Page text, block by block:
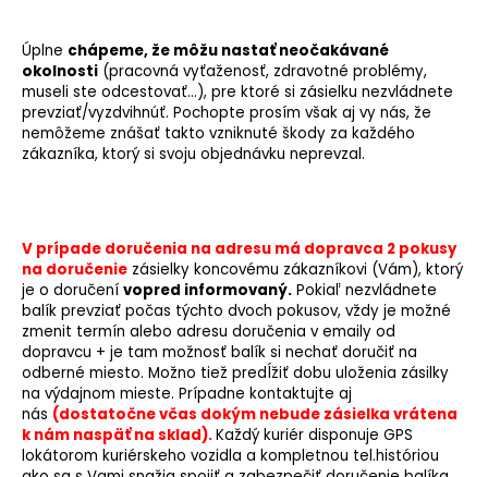
Úplne chápeme, že môžu nastať neočakávané
okolnosti (pracovná vyťaženosť, zdravotné problémy,
museli ste odcestovať…), pre ktoré si zásielku nezvládnete
prevziať/vyzdvihnúť. Pochopte prosím však aj vy nás, že
nemôžeme znášať takto vzniknuté škody za každého
zákazníka, ktorý si svoju objednávku neprevzal.
V prípade doručenia na adresu má dopravca 2 pokusy
na doručenie zásielky koncovému zákazníkovi (Vám), ktorý
je o doručení vopred informovaný. Pokiaľ nezvládnete
balík prevziať počas týchto dvoch pokusov, vždy je možné
zmenit termín alebo adresu doručenia v emaily od
dopravcu + je tam možnosť balík si nechať doručiť na
odberné miesto. Možno tiež predĺžiť dobu uloženia zásilky
na výdajnom mieste. Prípadne kontaktujte aj
nás (dostatočne včas dokým nebude zásielka vrátena
k nám naspäť na sklad).Každý kuriér disponuje GPS
lokátorom kuriérskeho vozidla a kompletnou tel.históriou